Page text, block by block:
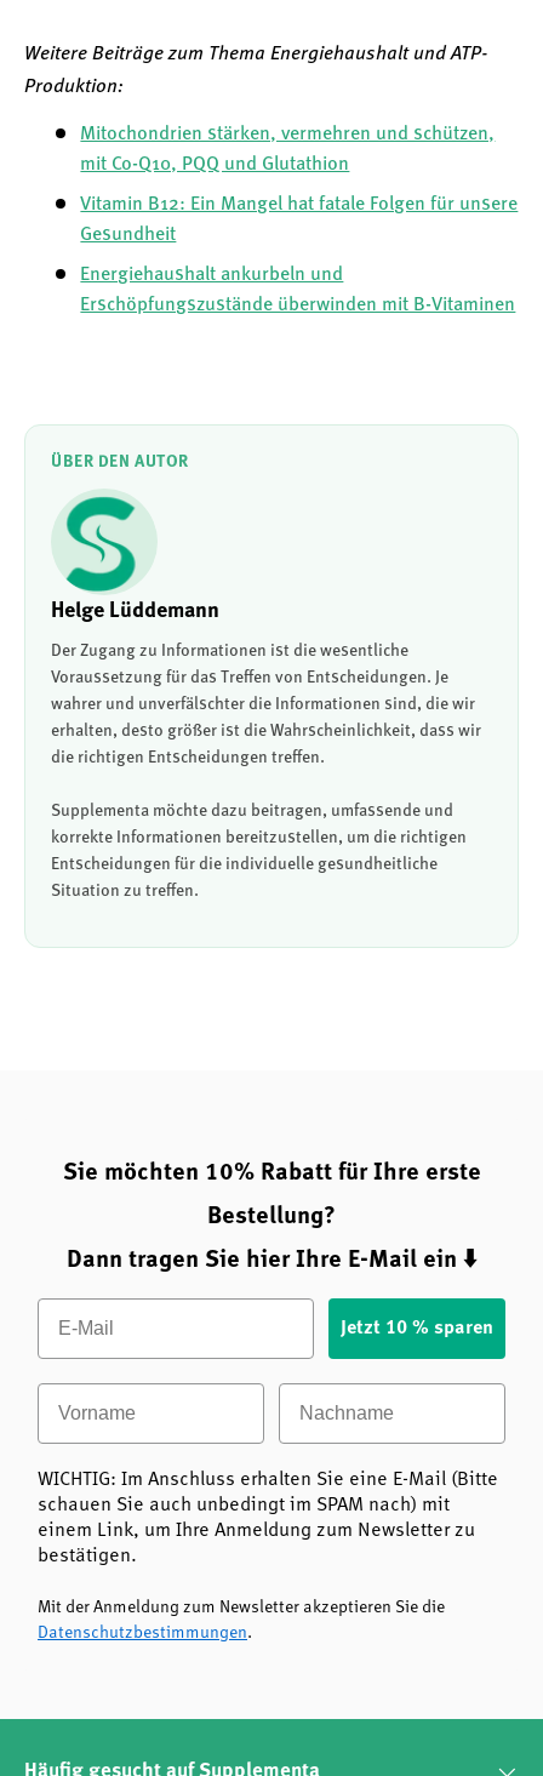
Weitere Beiträge zum Thema Energiehaushalt und ATP-
Produktion:
Mitochondrien stärken, vermehren und schützen,
mit Co-Q10, PQQ und Glutathion
Vitamin B12: Ein Mangel hat fatale Folgen für unsere
Gesundheit
Energiehaushalt ankurbeln und
Erschöpfungszustände überwinden mit B-Vitaminen
ÜBER DEN AUTOR
Helge Lüddemann
Der Zugang zu Informationen ist die wesentliche
Voraussetzung für das Treffen von Entscheidungen. Je
wahrer und unverfälschter die Informationen sind, die wir
erhalten, desto größer ist die Wahrscheinlichkeit, dass wir
die richtigen Entscheidungen treffen.
Supplementa möchte dazu beitragen, umfassende und
korrekte Informationen bereitzustellen, um die richtigen
Entscheidungen für die individuelle gesundheitliche
Situation zu treffen.
Sie möchten 10% Rabatt für Ihre erste
Bestellung?
Dann tragen Sie hier Ihre E-Mail ein ⬇️
Email
Jetzt 10 % sparen
Vorname Nachname
WICHTIG: Im Anschluss erhalten Sie eine E-Mail (Bitte
schauen Sie auch unbedingt im SPAM nach) mit
einem Link, um Ihre Anmeldung zum Newsletter zu
bestätigen.
Mit der Anmeldung zum Newsletter akzeptieren Sie die
Datenschutzbestimmungen.